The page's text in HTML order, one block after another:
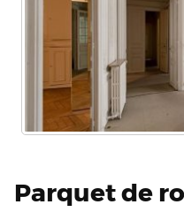
Parquet de